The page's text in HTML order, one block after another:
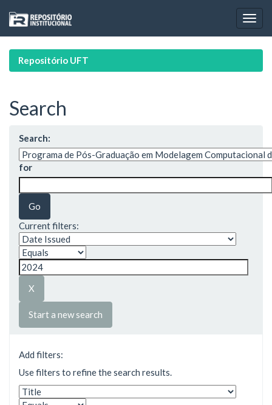
navigation
Repositório UFT
Search
Search:
for
Current filters:
Start a new search
Add filters:
Use filters to refine the search results.